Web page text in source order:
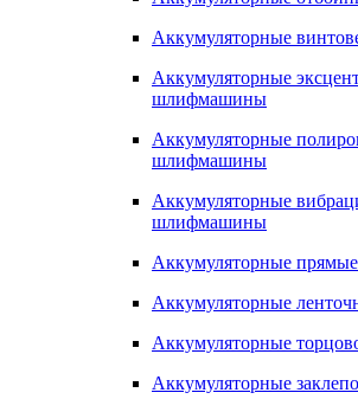
Аккумуляторные
Аккумуляторные
шлифмашины
Аккумуляторные
шлифмашины
Аккумуляторные
шлифмашины
Аккумуляторные
Аккумуляторные
Аккумуляторные
Аккумуляторные